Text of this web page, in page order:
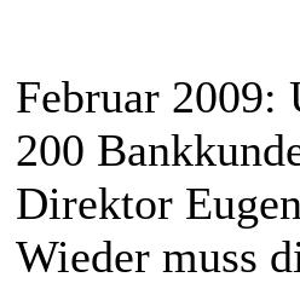
Februar 2009:
200
Direktor
Wieder muss